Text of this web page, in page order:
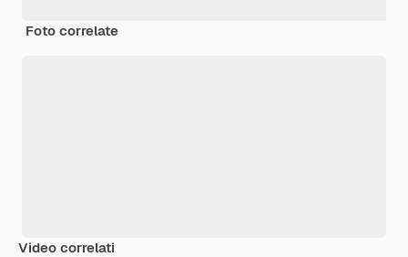
Foto correlate
Video correlati